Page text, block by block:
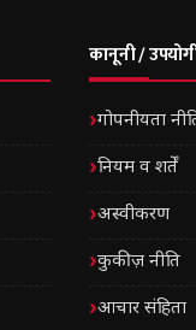
कानूनी /
गोपनीयता
नियम व शर्तें
अस्वीकरण
कुकीज़ नीति
आचार संहिता